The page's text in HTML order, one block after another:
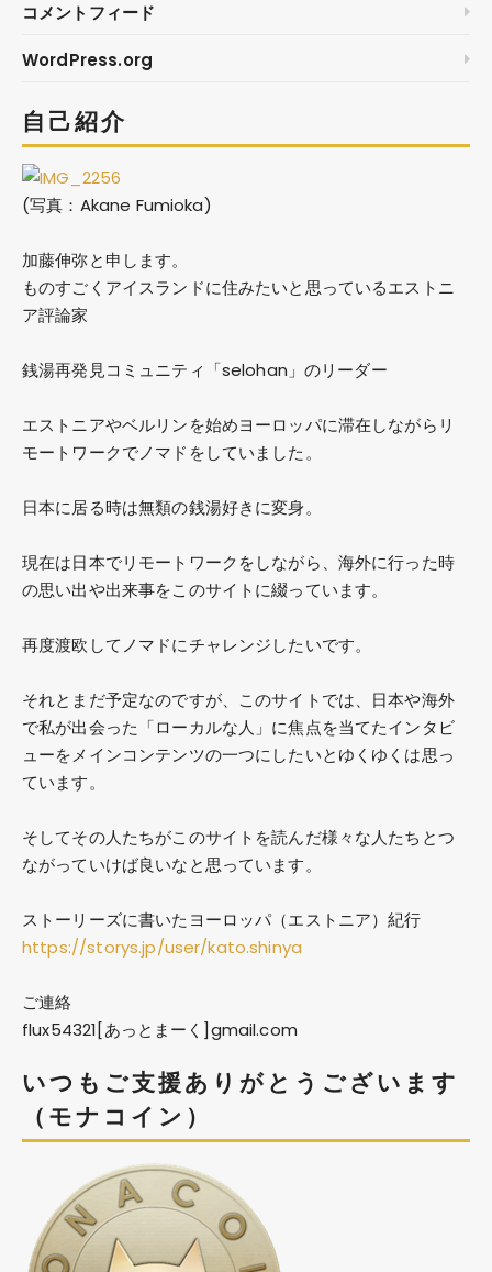
コメントフィード
WordPress.org
自己紹介
(写真：Akane Fumioka)
加藤伸弥と申します。
ものすごくアイスランドに住みたいと思っているエストニ
ア評論家
銭湯再発見コミュニティ「selohan」のリーダー
エストニアやベルリンを始めヨーロッパに滞在しながらリ
モートワークでノマドをしていました。
日本に居る時は無類の銭湯好きに変身。
現在は日本でリモートワークをしながら、海外に行った時
の思い出や出来事をこのサイトに綴っています。
再度渡欧してノマドにチャレンジしたいです。
それとまだ予定なのですが、このサイトでは、日本や海外
で私が出会った「ローカルな人」に焦点を当てたインタビ
ューをメインコンテンツの一つにしたいとゆくゆくは思っ
ています。
そしてその人たちがこのサイトを読んだ様々な人たちとつ
ながっていけば良いなと思っています。
ストーリーズに書いたヨーロッパ（エストニア）紀行
https://storys.jp/user/kato.shinya
ご連絡
flux54321[あっとまーく]gmail.com
いつもご支援ありがとうございます
（モナコイン）